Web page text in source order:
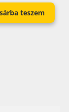
teszem